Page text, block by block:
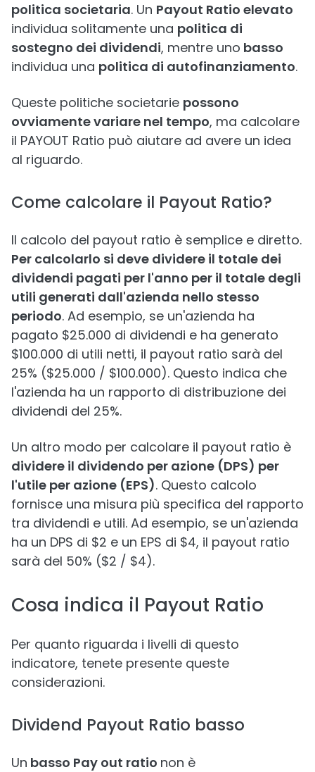
politica societaria. Un Payout Ratio elevato
individua solitamente una politica di
sostegno dei dividendi, mentre uno basso
individua una politica di autofinanziamento.
Queste politiche societarie possono
ovviamente variare nel tempo, ma calcolare
il PAYOUT Ratio può aiutare ad avere un idea
al riguardo.
Come calcolare il Payout Ratio?
Il calcolo del payout ratio è semplice e diretto.
Per calcolarlo si deve dividere il totale dei
dividendi pagati per l'anno per il totale degli
utili generati dall'azienda nello stesso
periodo. Ad esempio, se un'azienda ha
pagato $25.000 di dividendi e ha generato
$100.000 di utili netti, il payout ratio sarà del
25% ($25.000 / $100.000). Questo indica che
l'azienda ha un rapporto di distribuzione dei
dividendi del 25%.
Un altro modo per calcolare il payout ratio è
dividere il dividendo per azione (DPS) per
l'utile per azione (EPS). Questo calcolo
fornisce una misura più specifica del rapporto
tra dividendi e utili. Ad esempio, se un'azienda
ha un DPS di $2 e un EPS di $4, il payout ratio
sarà del 50% ($2 / $4).
Cosa indica il Payout Ratio
Per quanto riguarda i livelli di questo
indicatore, tenete presente queste
considerazioni.
Dividend Payout Ratio basso
Un basso Pay out ratio non è